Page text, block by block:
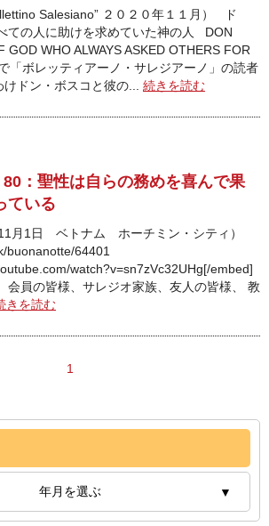
年月を選ぶ
Salesiano” ２０２０年１１月） ド
ての人に助けを求めていた神の人 DON
GOD WHO ALWAYS ASKED OTHERS FOR
「ボレッティアーノ・サレジアーノ」の読者
ドン・ボスコと彼の... 続きを読む
：聖性は自らの務めを喜んで果
ている
月1日 ベトナム ホーチミン・シティ）
buonanotte/64401
watch?v=sn7zVc32UHg[/embed]
会員の皆様、サレジオ家族、友人の皆様、 教
きを読む
1